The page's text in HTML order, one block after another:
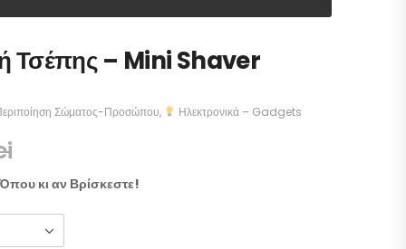
Τσέπης – Mini Shaver
Σώματος-Προσώπου, Ηλεκτρονικά – Gadgets
κι αν Βρίσκεστε!